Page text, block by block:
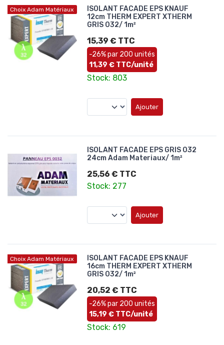
Choix Adam Matériaux
ISOLANT FACADE EPS KNAUF
12cm THERM EXPERT XTHERM
GRIS 032/ 1m²
15,39 € TTC
-26% par 200 unités
11,39 € TTC/unité
Stock: 803
Ajouter
ISOLANT FACADE EPS GRIS 032
24cm Adam Materiaux/ 1m²
25,56 € TTC
Stock: 277
Ajouter
Choix Adam Matériaux
ISOLANT FACADE EPS KNAUF
16cm THERM EXPERT XTHERM
GRIS 032/ 1m²
20,52 € TTC
-26% par 200 unités
15,19 € TTC/unité
Stock: 619